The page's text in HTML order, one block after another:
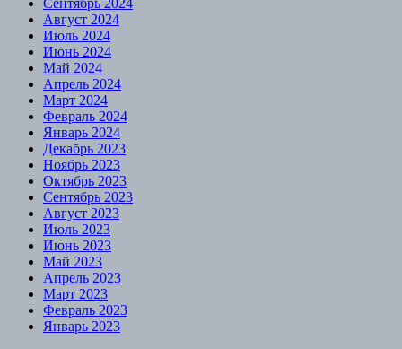
Сентябрь 2024
Август 2024
Июль 2024
Июнь 2024
Май 2024
Апрель 2024
Март 2024
Февраль 2024
Январь 2024
Декабрь 2023
Ноябрь 2023
Октябрь 2023
Сентябрь 2023
Август 2023
Июль 2023
Июнь 2023
Май 2023
Апрель 2023
Март 2023
Февраль 2023
Январь 2023